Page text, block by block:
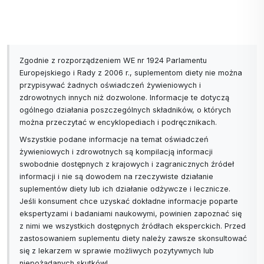
Uwagi dotyczące bezpieczeństwa: ogólnie
dobrze tolerowany.
Łagodzi swędzenie skóry głowy
"Dla tych, którzy cierpią z powodu łuszczenia się
skóry głowy i łupieżu, olej arganowy zapewnia
korzyści przeciwzapalne i nie zatyka porów, co
może prowadzić do uszkodzenia mieszków
włosowych", mówi Gina Rivera, stylistka fryzur i
założycielka Phenix Salon Suites. Aby użyć olejku
arganowego jako dodatkowej kuracji, sugeruje, aby
wziąć kilka kropli i delikatnie wmasować w skórę
Zgodnie z rozporządzeniem WE nr 1924 Parlamentu
Europejskiego i Rady z 2006 r., suplementom diety nie można
przypisywać żadnych oświadczeń żywieniowych i
zdrowotnych innych niż dozwolone. Informacje te dotyczą
ogólnego działania poszczególnych składników, o których
można przeczytać w encyklopediach i podręcznikach.
Wszystkie podane informacje na temat oświadczeń
żywieniowych i zdrowotnych są kompilacją informacji
swobodnie dostępnych z krajowych i zagranicznych źródeł
informacji i nie są dowodem na rzeczywiste działanie
suplementów diety lub ich działanie odżywcze i lecznicze.
Jeśli konsument chce uzyskać dokładne informacje poparte
ekspertyzami i badaniami naukowymi, powinien zapoznać się
z nimi we wszystkich dostępnych źródłach eksperckich. Przed
zastosowaniem suplementu diety należy zawsze skonsultować
się z lekarzem w sprawie możliwych pozytywnych lub